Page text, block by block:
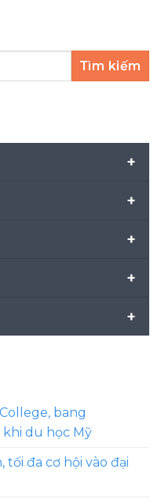
Tìm kiếm
+
+
+
+
+
bang
khi du học Mỹ
đa cơ hội vào đại